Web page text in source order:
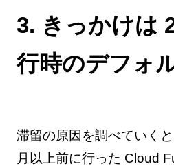
3. きっかけは
行時のデフォ
滞留の原因を調べていく
月以上前に行った Cloud